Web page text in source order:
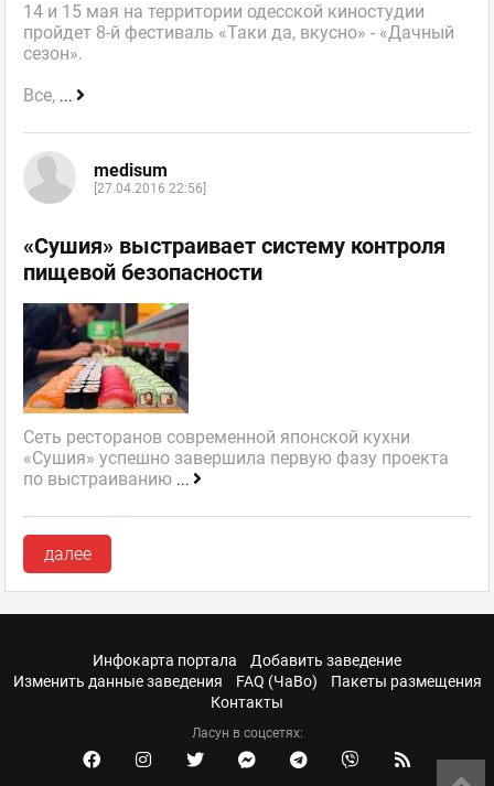
14 и 15 мая на территории одесской киностудии
пройдет 8-й фестиваль «Таки да, вкусно» - «Дачный
сезон».
Все, ...
medisum
[27.04.2016 22:56]
«Сушия» выстраивает систему контроля
пищевой безопасности
Сеть ресторанов современной японской кухни
«Сушия» успешно завершила первую фазу проекта
по выстраиванию ...
далее
Инфокарта портала
Добавить заведение
Изменить данные заведения
FAQ (ЧаВо)
Пакеты размещения
Контакты
Ласун в соцсетях: